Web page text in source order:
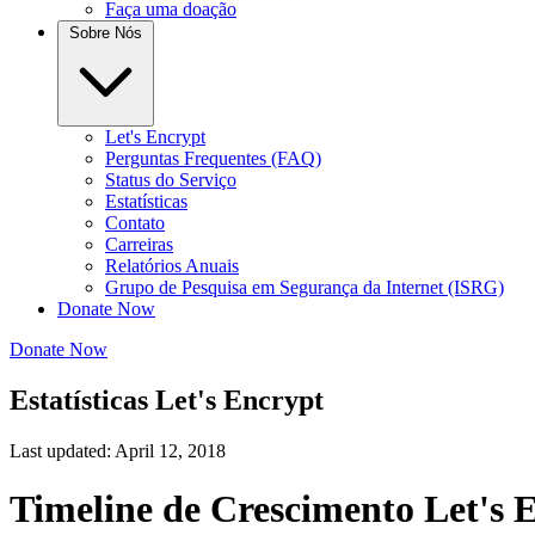
Faça uma doação
Sobre Nós
Let's Encrypt
Perguntas Frequentes (FAQ)
Status do Serviço
Estatísticas
Contato
Carreiras
Relatórios Anuais
Grupo de Pesquisa em Segurança da Internet (ISRG)
Donate Now
Donate Now
Estatísticas Let's Encrypt
Last updated: April 12, 2018
Timeline de Crescimento Let's